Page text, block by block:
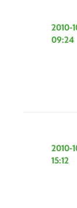
2010-
09:24
2010-
15:12